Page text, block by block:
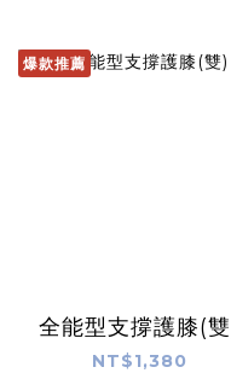
爆款推薦
全能型支撐護膝(
NT$1,380